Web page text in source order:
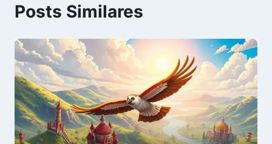
Posts Similares